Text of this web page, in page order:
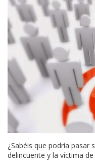
¿Sabéis que podría pasar
delincuente y la víctima